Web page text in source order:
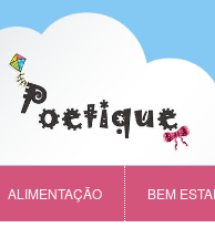
ALIMENTAÇÃO BEM